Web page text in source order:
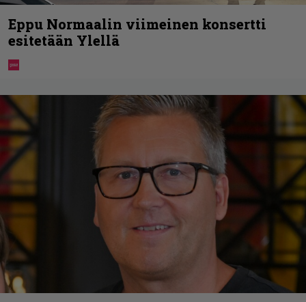
Eppu Normaalin viimeinen konsertti
esitetään Ylellä